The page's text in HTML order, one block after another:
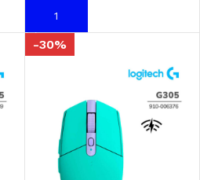
AÑADIR AL CARRITO
-30%